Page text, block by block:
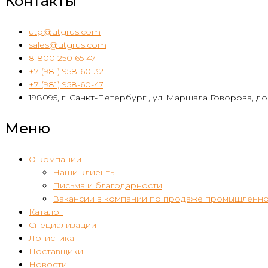
utg@utgrus.com
sales@utgrus.com
8 800 250 65 47
+7 (981) 958-60-32
+7 (981) 958-60-47
198095, г. Санкт-Петербург , ул. Маршала Говорова,
Меню
О компании
Наши клиенты
Письма и благодарности
Вакансии в компании по продаже
Каталог
Специализации
Логистика
Поставщики
Новости